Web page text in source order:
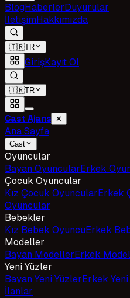
BlogHaberlerDuyurular
İletişimHakkımızda
🇹🇷TR
GirişKayıt Ol
🇹🇷TR
Cast Ajans ✕
Ana Sayfa
Cast
Oyuncular
Bayan OyuncularErkek
Çocuk Oyuncular
Kız Çocuk OyuncularErkek
Oyuncular
Bebekler
Kız Bebek OyuncuErkek
Modeller
Bayan ModellerErkek
Yeni Yüzler
Bayan Yeni YüzlerErkek
İlanlar